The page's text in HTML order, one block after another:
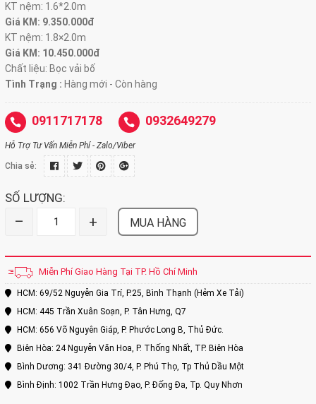
KT nệm: 1.6*2.0m
Giá KM: 9.350.000đ
KT nệm: 1.8×2.0m
Giá KM: 10.450.000đ
Chất liệu: Bọc vải bố
Tình Trạng : Hàng mới - Còn hàng
0911717178 0932649279
Hỗ Trợ Tư Vấn Miễn Phí - Zalo/Viber
Chia sẻ:
SỐ LƯỢNG:
– + MUA HÀNG
Miễn Phí Giao Hàng Tại TP. Hồ Chí Minh
HCM: 69/52 Nguyễn Gia Trí, P.25, Bình Thạnh (Hẻm Xe Tải)
HCM: 445 Trần Xuân Soạn, P. Tân Hưng, Q7
HCM: 656 Võ Nguyên Giáp, P. Phước Long B, Thủ Đức.
Biên Hòa: 24 Nguyễn Văn Hoa, P. Thống Nhất, TP. Biên Hòa
Bình Dương: 341 Đường 30/4, P. Phú Thọ, Tp Thủ Dầu Một
Bình Định: 1002 Trần Hưng Đạo, P. Đống Đa, Tp. Quy Nhơn